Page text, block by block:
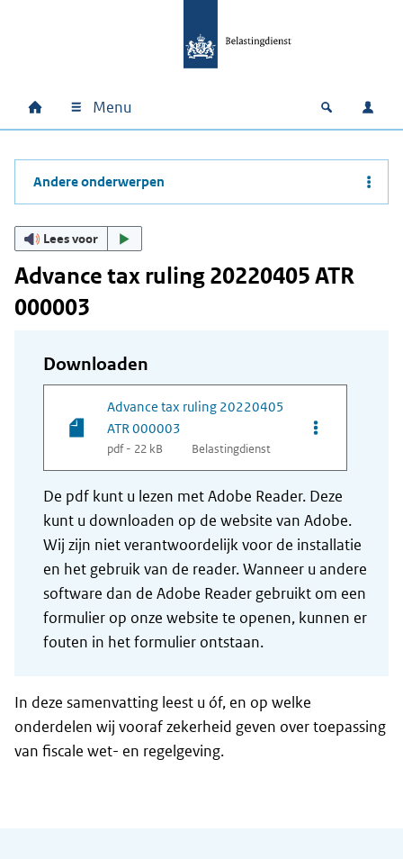
Hoofdnavigatie
Home Menu Open
Andere onderwerpen
Lees voor
Advance tax ruling 20220405 ATR
000003
Downloaden
Advance tax ruling 20220405
ATR 000003
pdf - 22 kB Belastingdienst
Opties van
De pdf kunt u lezen met Adobe Reader. Deze
kunt u downloaden op de website van Adobe.
Wij zijn niet verantwoordelijk voor de installatie
en het gebruik van de reader. Wanneer u andere
software dan de Adobe Reader gebruikt om een
formulier op onze website te openen, kunnen er
fouten in het formulier ontstaan.
In deze samenvatting leest u óf, en op welke
onderdelen wij vooraf zekerheid geven over toepassing
van fiscale wet- en regelgeving.